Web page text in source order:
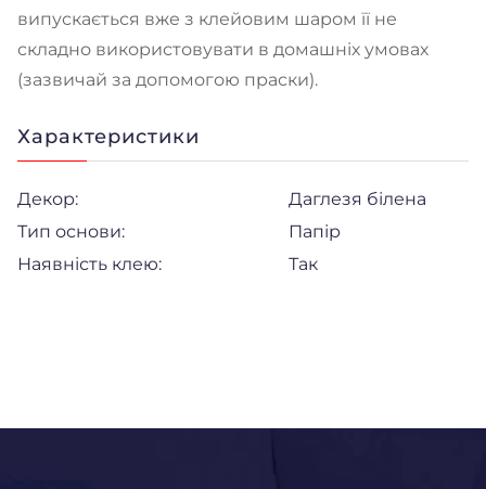
випускається вже з клейовим шаром її не
складно використовувати в домашніх умовах
(зазвичай за допомогою праски).
Характеристики
Декор:
Даглезя білена
Тип основи:
Папір
Наявність клею:
Так